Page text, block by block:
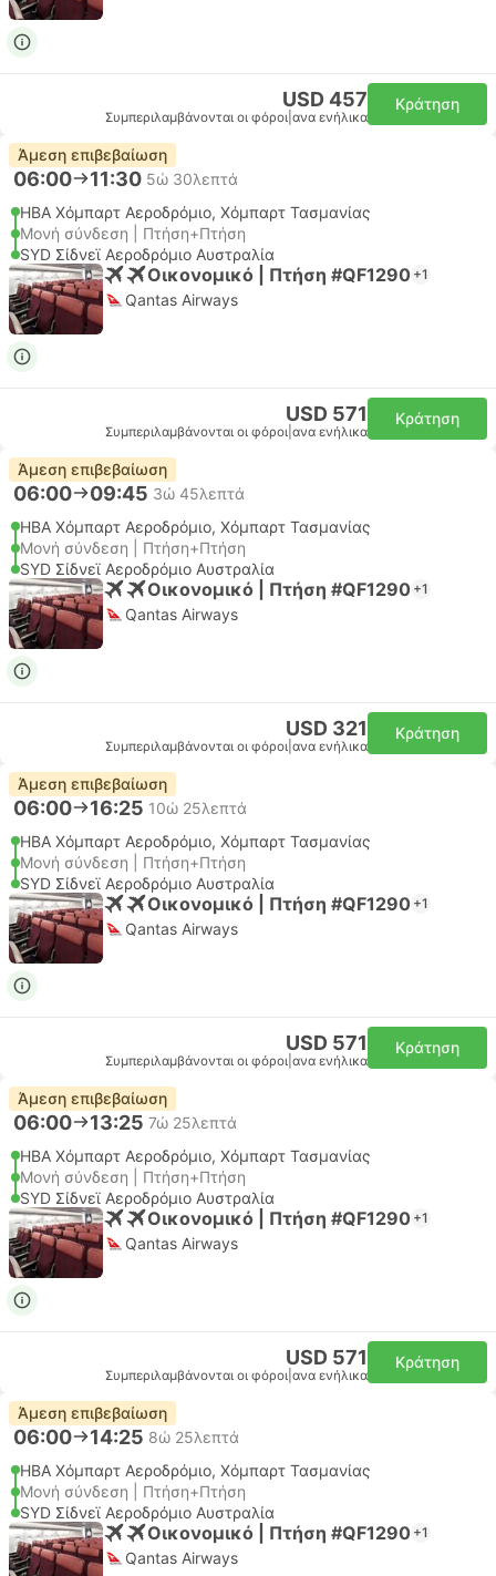
USD 457
Συμπεριλαμβάνονται οι φόροι ανα ενήλικα
Κράτηση
Άμεση επιβεβαίωση
06:00 11:30 5ώ 30λεπτά
HBA Χόμπαρτ Αεροδρόμιο, Χόμπαρτ Τασμανίας
Μονή σύνδεση | Πτήση+Πτήση
SYD Σίδνεϊ Αεροδρόμιο Αυστραλία
Οικονομικό | Πτήση #QF1290 +1
Qantas Airways
USD 571
Συμπεριλαμβάνονται οι φόροι ανα ενήλικα
Κράτηση
Άμεση επιβεβαίωση
06:00 09:45 3ώ 45λεπτά
HBA Χόμπαρτ Αεροδρόμιο, Χόμπαρτ Τασμανίας
Μονή σύνδεση | Πτήση+Πτήση
SYD Σίδνεϊ Αεροδρόμιο Αυστραλία
Οικονομικό | Πτήση #QF1290 +1
Qantas Airways
USD 321
Συμπεριλαμβάνονται οι φόροι ανα ενήλικα
Κράτηση
Άμεση επιβεβαίωση
06:00 16:25 10ώ 25λεπτά
HBA Χόμπαρτ Αεροδρόμιο, Χόμπαρτ Τασμανίας
Μονή σύνδεση | Πτήση+Πτήση
SYD Σίδνεϊ Αεροδρόμιο Αυστραλία
Οικονομικό | Πτήση #QF1290 +1
Qantas Airways
USD 571
Συμπεριλαμβάνονται οι φόροι ανα ενήλικα
Κράτηση
Άμεση επιβεβαίωση
06:00 13:25 7ώ 25λεπτά
HBA Χόμπαρτ Αεροδρόμιο, Χόμπαρτ Τασμανίας
Μονή σύνδεση | Πτήση+Πτήση
SYD Σίδνεϊ Αεροδρόμιο Αυστραλία
Οικονομικό | Πτήση #QF1290 +1
Qantas Airways
USD 571
Συμπεριλαμβάνονται οι φόροι ανα ενήλικα
Κράτηση
Άμεση επιβεβαίωση
06:00 14:25 8ώ 25λεπτά
HBA Χόμπαρτ Αεροδρόμιο, Χόμπαρτ Τασμανίας
Μονή σύνδεση | Πτήση+Πτήση
SYD Σίδνεϊ Αεροδρόμιο Αυστραλία
Οικονομικό | Πτήση #QF1290 +1
Qantas Airways